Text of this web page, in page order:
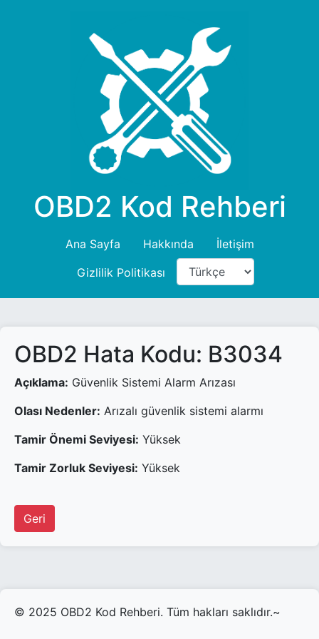
OBD2 Kod Rehberi
Ana Sayfa Hakkında
İletişim
Gizlilik Politikası
OBD2 Hata Kodu: B3034
Açıklama: Güvenlik Sistemi Alarm Arızası
Olası Nedenler: Arızalı güvenlik sistemi alarmı
Tamir Önemi Seviyesi: Yüksek
Tamir Zorluk Seviyesi: Yüksek
Geri
© 2025 OBD2 Kod Rehberi. Tüm hakları saklıdır.~